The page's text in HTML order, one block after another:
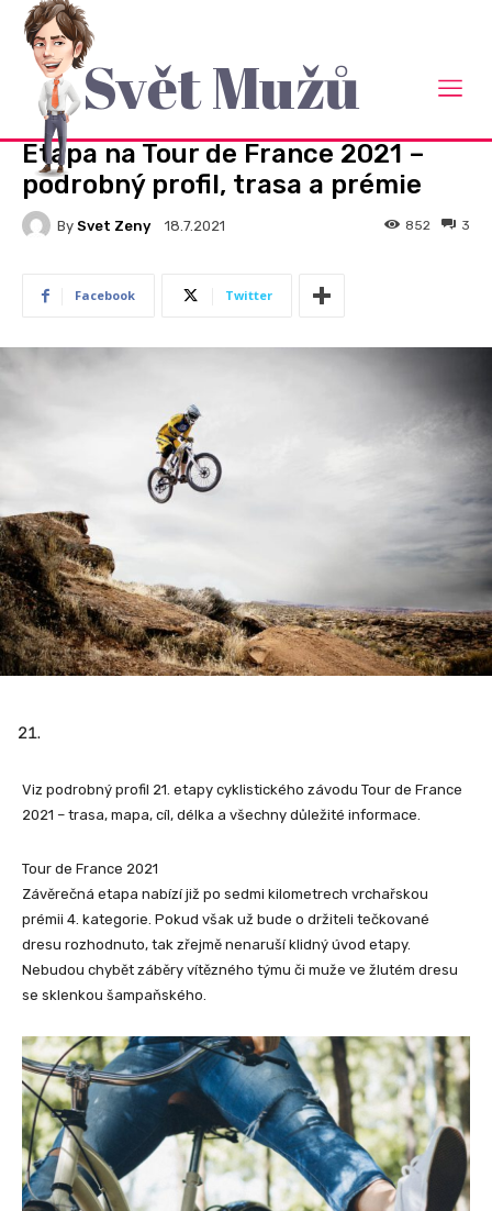
Svět Mužů
Domů Pro muže
PRO MUŽE
Etapa na Tour de France 2021 –
podrobný profil, trasa a prémie
By Svet Zeny 18.7.2021 3
852
Facebook Twitter
Viz podrobný profil 21. etapy cyklistického závodu Tour de France
2021 – trasa, mapa, cíl, délka a všechny důležité informace.
Tour de France 2021
Závěrečná etapa nabízí již po sedmi kilometrech vrchařskou
prémii 4. kategorie. Pokud však už bude o držiteli tečkované
dresu rozhodnuto, tak zřejmě nenaruší klidný úvod etapy.
Nebudou chybět záběry vítězného týmu či muže ve žlutém dresu
se sklenkou šampaňského.